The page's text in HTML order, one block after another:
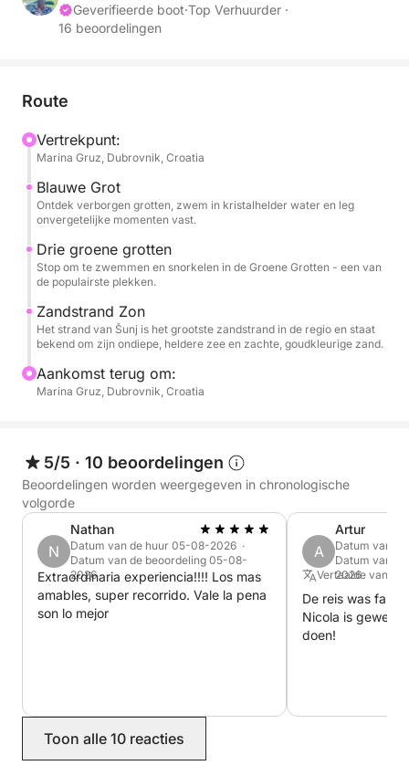
Brandstof wordt apart in rekening gebracht en dient
* Hele dag tour (8 uur): € 100
Inbegrepen: schipper, drankjes (wijn, bier, water,
frisdrank), handdoeken, douche, koelkast,
snorkeluitrusting, bluetooth radio
Ervaar alle charmes van de Elaphiti-eilanden, zowel
in het verleden als in het heden. We bieden u graag
halve en hele dagtochten aan naar de juwelen van
eilandengroep omvat eilanden van unieke
schoonheid zoals Koločep (Kalamota), Lopud en
Šipan. Elk van deze eilanden heeft een eigen, uniek
verleden en een buitengewone schoonheid, met de
beschouwd als de dapperste en mooiste
beschermers van Dubrovnik, met boeiende verhalen
over gelukkige en tragische liefde, macht,
voorspoed, armoede, verzet en trots. Leuk weetje:
Lopud is een verborgen parel voor beroemdheden
die op zoek zijn naar een heerlijke
vakantiebestemming. Ontdek waarom zij Lopud
kiezen voor hun vakantie en waarom ze er steeds
weer terugkeren. Ook u zult ongetwijfeld betoverd
Geverifieerde boot·Top Verhuurder ·
16 beoordelingen
Route
Vertrekpunt:
Marina Gruz, Dubrovnik, Croatia
Blauwe Grot
Ontdek verborgen grotten, zwem in kristalhelder water en leg
onvergetelijke momenten vast.
Drie groene grotten
Stop om te zwemmen en snorkelen in de Groene Grotten - een van
de populairste plekken.
Zandstrand Zon
Het strand van Šunj is het grootste zandstrand in de regio en staat
bekend om zijn ondiepe, heldere zee en zachte, goudkleurige zand.
Aankomst terug om:
Marina Gruz, Dubrovnik, Croatia
5/5 · 10 beoordelingen
Beoordelingen worden weergegeven in chronologische
volgorde
N
Nathan
Datum van de huur 05-08-2026 ·
Datum van de beoordeling 05-08-
2026
Extraordinaria experiencia!!!! Los mas
amables, super recorrido. Vale la pena
son lo mejor
A
Artur
Datum van
Datum van
2026
Vertaalde vanuit
De reis was
Nicola is
doen!
Toon alle 10 reacties